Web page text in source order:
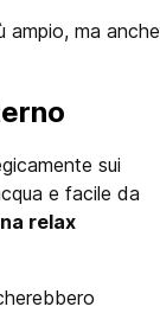
ampio, ma anche
sui
e facile da
relax